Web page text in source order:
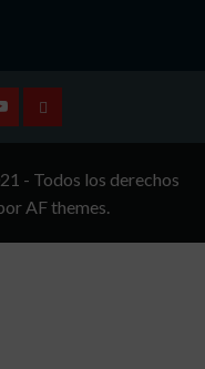
TÉRMINOS
CONDICIONES
- Todos los derechos
AF themes.